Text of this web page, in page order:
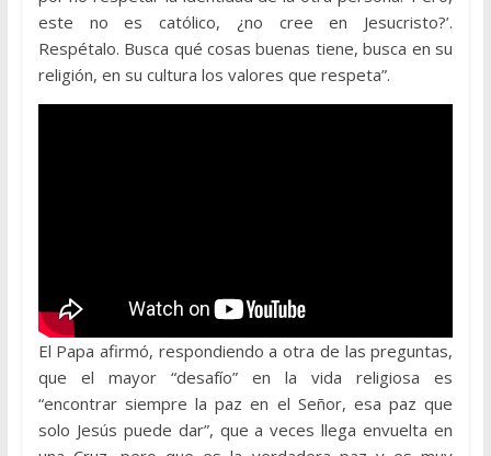
este no es católico, ¿no cree en Jesucristo?’.
Respétalo. Busca qué cosas buenas tiene, busca en su
religión, en su cultura los valores que respeta”.
El Papa afirmó, respondiendo a otra de las preguntas,
que el mayor “desafío” en la vida religiosa es
“encontrar siempre la paz en el Señor, esa paz que
solo Jesús puede dar”, que a veces llega envuelta en